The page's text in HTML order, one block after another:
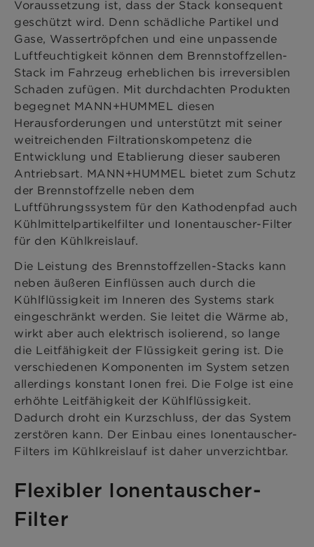
Voraussetzung ist, dass der Stack konsequent
geschützt wird. Denn schädliche Partikel und
Gase, Wassertröpfchen und eine unpassende
Luftfeuchtigkeit können dem Brennstoffzellen-
Stack im Fahrzeug erheblichen bis irreversiblen
Schaden zufügen. Mit durchdachten Produkten
begegnet MANN+HUMMEL diesen
Herausforderungen und unterstützt mit seiner
weitreichenden Filtrationskompetenz die
Entwicklung und Etablierung dieser sauberen
Antriebsart. MANN+HUMMEL bietet zum Schutz
der Brennstoffzelle neben dem
Luftführungssystem für den Kathodenpfad auch
Kühlmittelpartikelfilter und Ionentauscher-Filter
für den Kühlkreislauf.
Die Leistung des Brennstoffzellen-Stacks kann
neben äußeren Einflüssen auch durch die
Kühlflüssigkeit im Inneren des Systems stark
eingeschränkt werden. Sie leitet die Wärme ab,
wirkt aber auch elektrisch isolierend, so lange
die Leitfähigkeit der Flüssigkeit gering ist. Die
verschiedenen Komponenten im System setzen
allerdings konstant Ionen frei. Die Folge ist eine
erhöhte Leitfähigkeit der Kühlflüssigkeit.
Dadurch droht ein Kurzschluss, der das System
zerstören kann. Der Einbau eines Ionentauscher-
Filters im Kühlkreislauf ist daher unverzichtbar.
Flexibler Ionentauscher-
Filter